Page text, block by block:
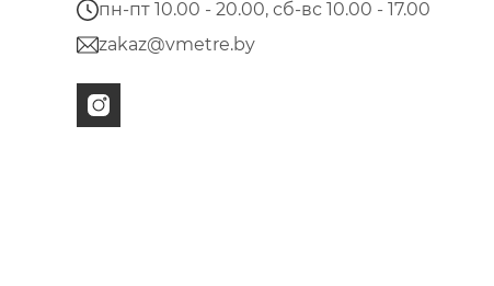
пн-пт 10.00 - 20.00, сб-вс 10.00 - 17.00
zakaz@vmetre.by